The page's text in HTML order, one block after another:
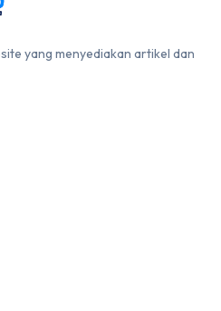
yang menyediakan artikel dan